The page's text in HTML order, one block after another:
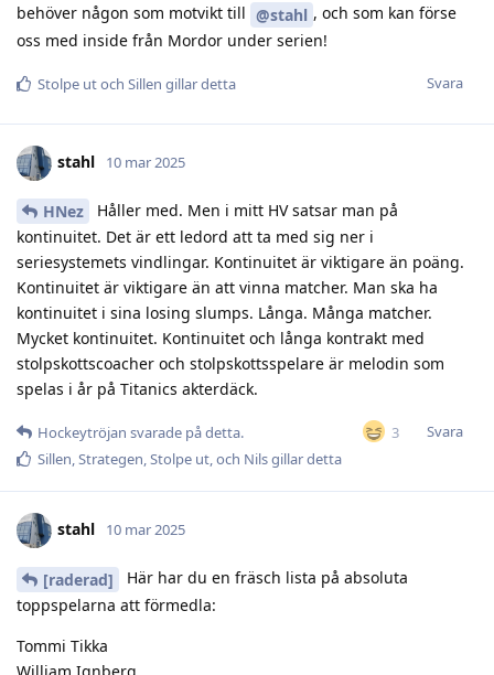
behöver någon som motvikt till @stahl , och som kan förse
oss med inside från Mordor under serien!
Svara
Stolpe utoch Sillen gillar detta
stahl 10 mar 2025
HNez
Håller med. Men i mitt HV satsar man på
kontinuitet. Det är ett ledord att ta med sig ner i
seriesystemets vindlingar. Kontinuitet är viktigare än poäng.
Kontinuitet är viktigare än att vinna matcher. Man ska ha
kontinuitet i sina losing slumps. Långa. Många matcher.
Mycket kontinuitet. Kontinuitet och långa kontrakt med
stolpskottscoacher och stolpskottsspelare är melodin som
spelas i år på Titanics akterdäck.
3 Svara
Hockeytröjan svarade på detta.
Sillen,Strategen,Stolpe ut, och Nilsgillar detta
stahl 10 mar 2025
[raderad]
Här har du en fräsch lista på absoluta
toppspelarna att förmedla:
Tommi Tikka